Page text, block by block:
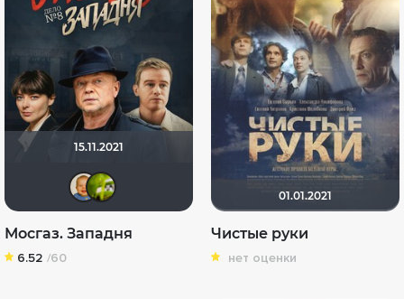
15.11.2021
Мосгаз. Западня
6.52 /60
01.01.2021
Чистые руки
нет оценки